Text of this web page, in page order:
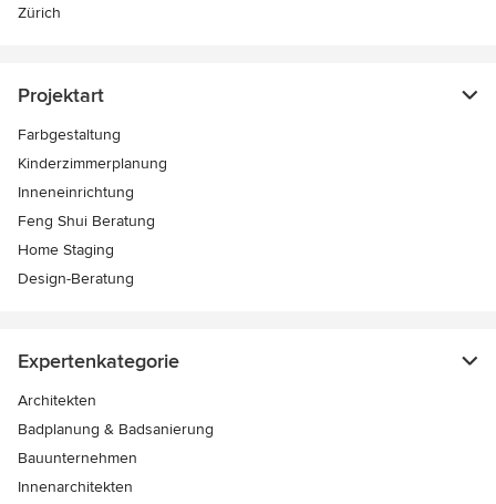
Zürich
Projektart
Farbgestaltung
Kinderzimmerplanung
Inneneinrichtung
Feng Shui Beratung
Home Staging
Design-Beratung
Expertenkategorie
Architekten
Badplanung & Badsanierung
Bauunternehmen
Innenarchitekten